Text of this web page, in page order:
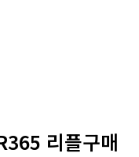
리플구매